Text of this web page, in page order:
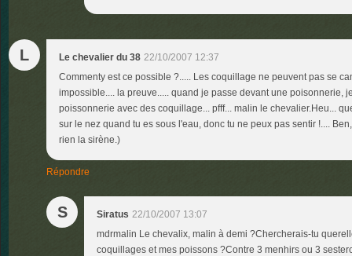
L Le chevalier du 38 22/10/2007 12:37
Commenty est ce possible ?..... Les coquillage ne peuvent pas se
impossible.... la preuve..... quand je passe devant une poisonnerie,
poissonnerie avec des coquillage... pfff... malin le chevalier.Heu...
sur le nez quand tu es sous l'eau, donc tu ne peux pas sentir !....
rien la sirène.)
Répondre
S Siratus 22/10/2007 13:07
mdrmalin Le chevalix, malin à demi ?Chercherais-tu
coquillages et mes poissons ?Contre 3 menhirs ou 3